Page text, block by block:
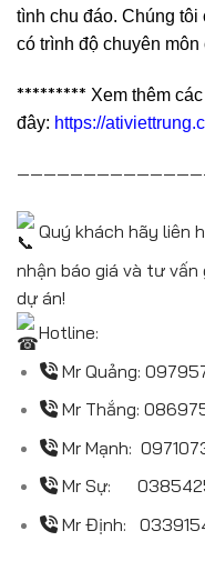
tình chu đáo. Chúng tôi
có trình độ chuyên
********* Xem thêm
đây: https://
Quý khách hãy liên
nhận báo giá và tư
dự án!
Hotline:
Mr Quảng:
Mr Thắng:
Mr Mạnh:
Mr Sự:
Mr Định: